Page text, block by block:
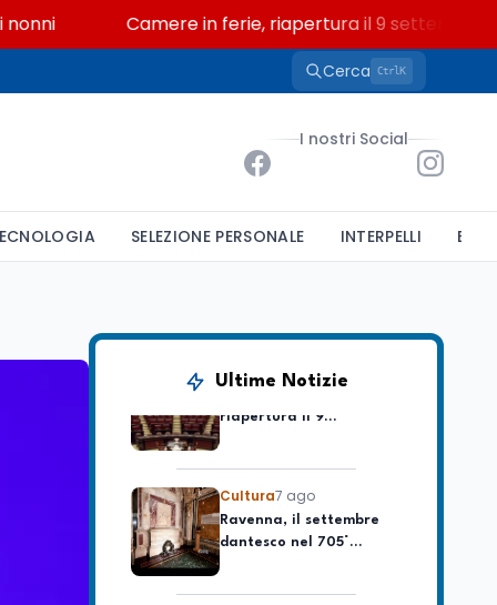
Camere in ferie, riapertura il 9 settembre tra
Cerca CtrlK
I nostri Social
SELEZIONE PERSONALE INTERPELLI
Ultime Notizie
Scuola7 ago
sport e musica a San
Miniato, STEM a Lerici
Mondo7 ago
Sparatoria a Bangkok:
studente 14enne uccide
Editoriali7 ago
riapertura il 9
celebrare il governo più
longevo dell’Italia
repubblicana
Cultura7 ago
Ravenna, il settembre
dantesco nel 705°
anniversario della morte
Cultura7 ago